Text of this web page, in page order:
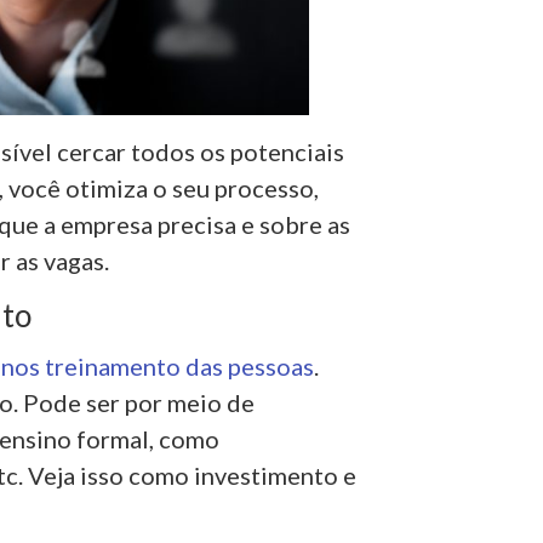
cercar todos os potenciais
otimiza o seu processo,
a empresa precisa e sobre as
vagas.
treinamento das pessoas.
Pode ser por meio de
formal, como
Veja isso como investimento e